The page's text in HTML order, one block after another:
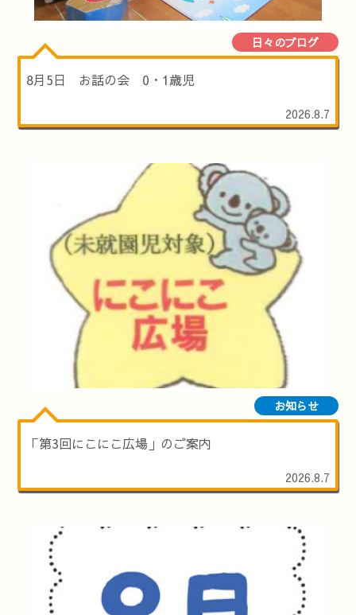
日々のブログ
8月5日 お話の会 0・1歳児
2026.8.7
お知らせ
「第3回にこにこ広場」のご案内
2026.8.7